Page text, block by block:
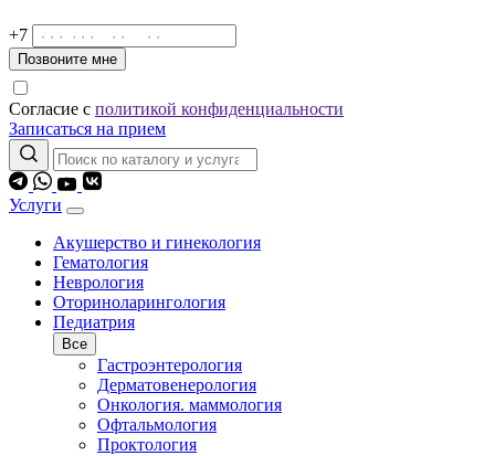
+7
Позвоните мне
Согласие с политикой конфиденциальности
Записаться на прием
Услуги
Акушерство и гинекология
Гематология
Неврология
Оториноларингология
Педиатрия
Все
Гастроэнтерология
Дерматовенерология
Онкология. маммология
Офтальмология
Проктология